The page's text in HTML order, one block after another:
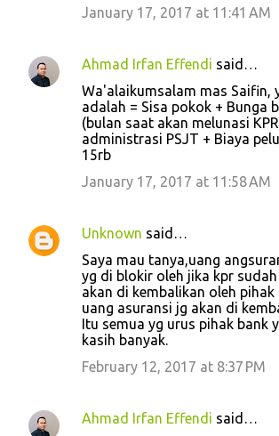
January 17, 2017 at 11:41 AM
Ahmad Irfan Effendi said…
Wa'alaikumsalam mas Saifin,
adalah = Sisa pokok + Bunga
(bulan saat akan melunasi
administrasi PSJT + Biaya
15rb
January 17, 2017 at 11:58 AM
Unknown said…
Saya mau tanya,uang
yg di blokir oleh jika kpr
akan di kembalikan oleh pihak
uang asuransi jg akan di
Itu semua yg urus pihak bank
kasih banyak.
February 12, 2017 at 8:37 PM
Ahmad Irfan Effendi said…